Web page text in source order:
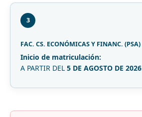
3
FAC. CS. ECONÓMICAS Y FINANC. (PSA)
Inicio de matriculación:
A PARTIR DEL 5 DE AGOSTO DE 2026